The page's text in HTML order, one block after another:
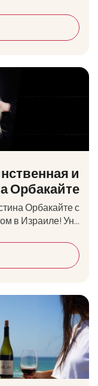
и
Орбакайте
Орбакайте с
в Израиле! Ун...